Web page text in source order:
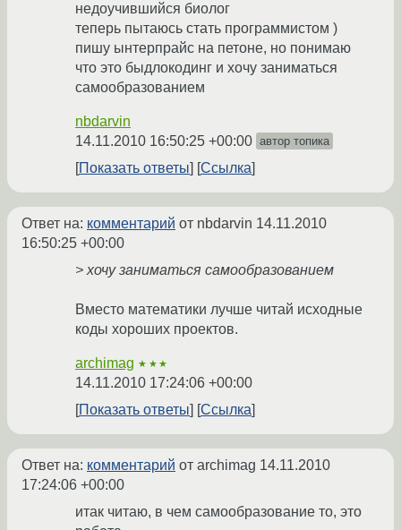
недоучившийся биолог
теперь пытаюсь стать программистом )
пишу ынтерпрайс на петоне, но понимаю
что это быдлокодинг и хочу заниматься
самообразованием
nbdarvin
14.11.2010 16:50:25 +00:00 автор топика
Показать ответы Ссылка
Ответ на: комментарий от nbdarvin 14.11.2010
16:50:25 +00:00
> хочу заниматься самообразованием
Вместо математики лучше читай исходные
коды хороших проектов.
archimag ★★★
14.11.2010 17:24:06 +00:00
Показать ответы
Ссылка
Ответ на: комментарий от archimag 14.11.2010
17:24:06 +00:00
итак читаю, в чем самообразование то, это